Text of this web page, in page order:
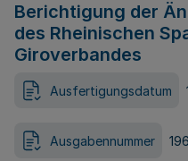
Berichtigung der
des Rheinischen
Giroverbandes
Ausfertigungsdatum
Ausgabennummer 196